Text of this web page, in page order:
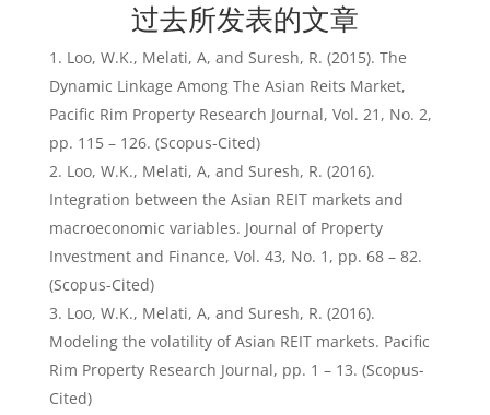
过去所发表的文章
Loo, W.K., Melati, A, and Suresh, R. (2015). The
Dynamic Linkage Among The Asian Reits Market,
Pacific Rim Property Research Journal, Vol. 21, No. 2,
pp. 115 – 126. (Scopus-Cited)
Loo, W.K., Melati, A, and Suresh, R. (2016).
Integration between the Asian REIT markets and
macroeconomic variables. Journal of Property
Investment and Finance, Vol. 43, No. 1, pp. 68 – 82.
(Scopus-Cited)
Loo, W.K., Melati, A, and Suresh, R. (2016).
Modeling the volatility of Asian REIT markets. Pacific
Rim Property Research Journal, pp. 1 – 13. (Scopus-
Cited)